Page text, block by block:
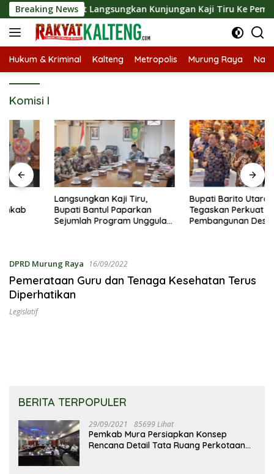
Langsung
ke
konten
Breaking News
Barut Langsungkan Kunjungan Kaji Tiru Ke Pemkab
Hukum & Kriminal Kalteng Metropolis Murung Raya
Komisi I
Langsungkan Kaji Tiru,
Bupati Bantul Paparkan
Sejumlah Program Unggulan
Bupati Barito Utara
Tegaskan Perkuat Sinergi
Pembangunan Desa dan
DPRD Murung Raya
16/09/2022
Pemerataan Guru dan Tenaga Kesehatan Terus
Diperhatikan
Legislatif
BERITA TERPOPULER
29/09/2021 85699 Lihat
Pemkab Mura Persiapkan Konsep
Rencana Detail Tata Ruang Perkotaan